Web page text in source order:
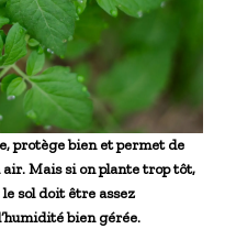
protège bien et permet de
air. Mais si on plante trop tôt,
sol doit être assez
bien gérée.